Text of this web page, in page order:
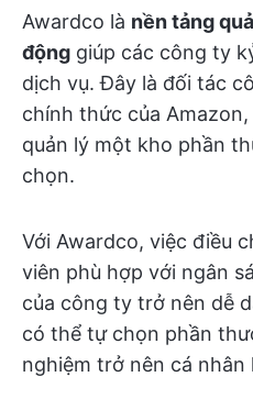
Awardco là nền tảng
động giúp các công ty
dịch vụ. Đây là đối tác
chính thức của
quản lý một kho phần
chọn.
Với Awardco, việc điều
viên phù hợp với ngân
của công ty trở nên dễ
có thể tự chọn phần
nghiệm trở nên cá nhân